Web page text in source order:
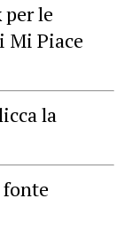
per le
Mi Piace
la